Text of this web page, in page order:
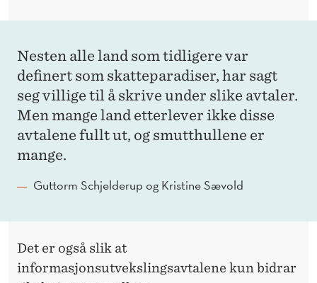
Nesten alle land som tidligere var
definert som skatteparadiser, har sagt
seg villige til å skrive under slike avtaler.
Men mange land etterlever ikke disse
avtalene fullt ut, og smutthullene er
mange.
Guttorm Schjelderup og Kristine Sævold
Det er også slik at
informasjonsutvekslingsavtalene kun bidrar